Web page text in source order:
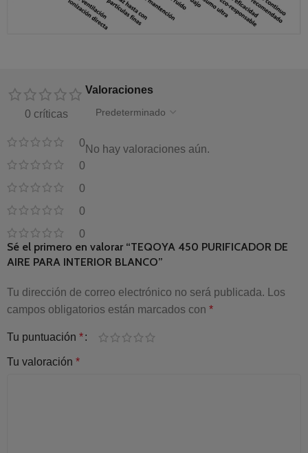
0 críticas
0
0
0
0
0
Valoraciones
No hay valoraciones aún.
Sé el primero en valorar “TEQOYA 450 PURIFICADOR DE
AIRE PARA INTERIOR BLANCO”
Tu dirección de correo electrónico no será publicada.
Los
campos obligatorios están marcados con *
Tu puntuación *
Tu valoración *